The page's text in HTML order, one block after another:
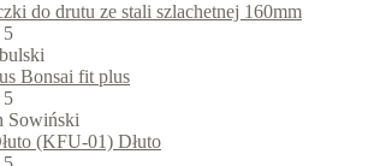
do drutu ze stali szlachetnej 160mm
5
Bonsai fit plus
5
Sowiński
(KFU-01) Dłuto